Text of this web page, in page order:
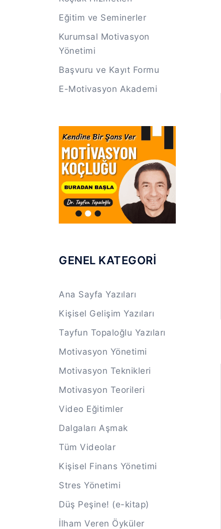
Eğitim ve Seminerler
Kurumsal Motivasyon
Yönetimi
Başvuru ve Kayıt Formu
E-Motivasyon Akademi
GENEL KATEGORİ
Ana Sayfa Yazıları
Kişisel Gelişim Yazıları
Tayfun Topaloğlu Yazıları
Motivasyon Yönetimi
Motivasyon Teknikleri
Motivasyon Teorileri
Video Eğitimler
Dalgaları Aşmak
Tüm Videolar
Kişisel Finans Yönetimi
Stres Yönetimi
Düş Peşine! (e-kitap)
İlham Veren Öyküler